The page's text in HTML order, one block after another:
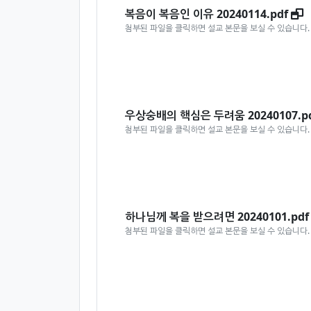
복음이 복음인 이유20240114.pdf
첨부된 파일을 클릭하면 설교 본문을 보실 수 있습니다.
우상숭배의 핵심은 두려움2024
첨부된 파일을 클릭하면 설교 본문을 보실 수 있습니다.
하나님께 복을 받으려면 20240101.pdf
첨부된 파일을 클릭하면 설교 본문을 보실 수 있습니다.